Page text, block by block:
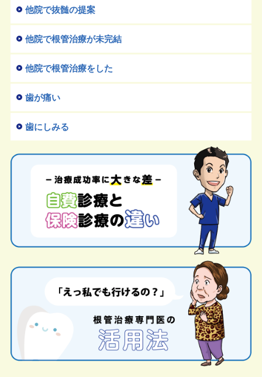
他院で抜髄の提案
他院で根管治療が未完結
他院で根管治療をした
歯が痛い
歯にしみる